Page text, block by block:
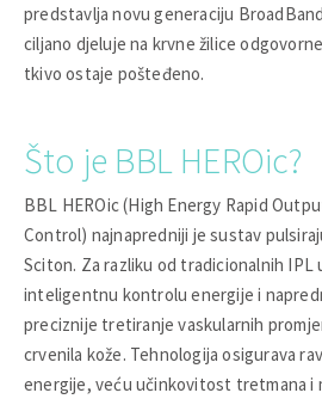
predstavlja novu generaciju
ciljano djeluje na krvne žilice
tkivo ostaje pošteđeno.
Što je BBL HEROic?
BBL HEROic (High Energy Rapid
Control) najnapredniji je sustav
Sciton. Za razliku od tradicionalnih IPL
inteligentnu kontrolu energije i
preciznije tretiranje vaskularnih
crvenila kože. Tehnologija osigurava
energije, veću učinkovitost tretmana i